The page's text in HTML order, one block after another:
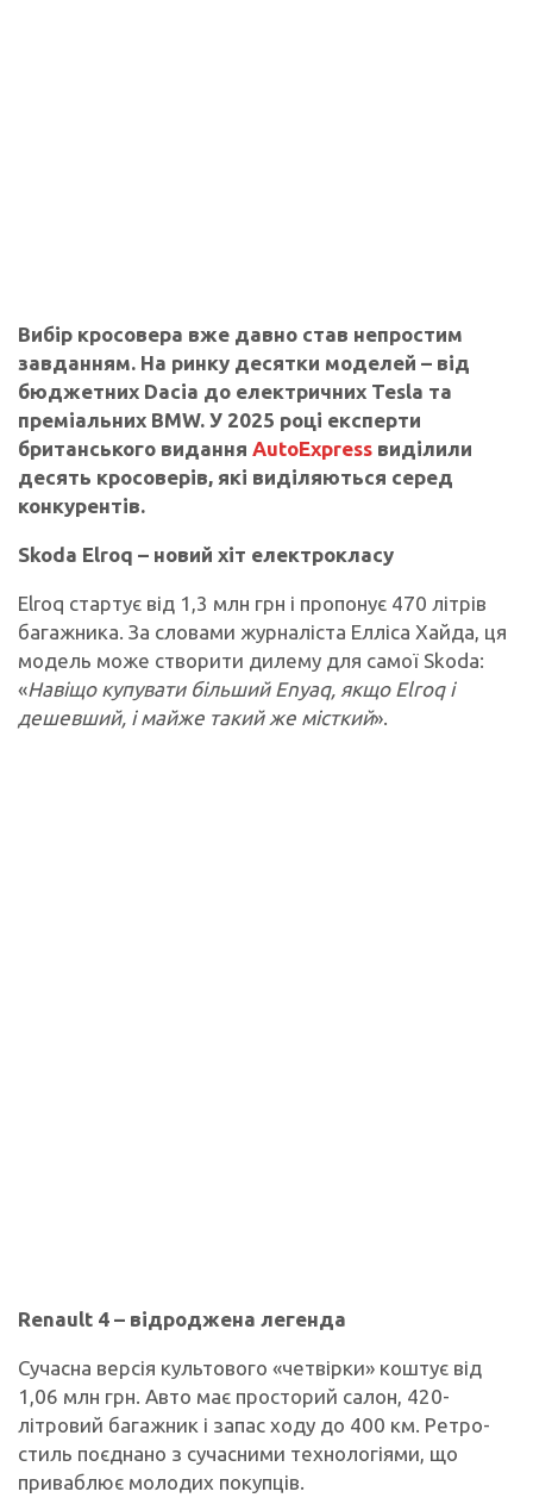
Вибір кросовера вже давно став непростим
завданням. На ринку десятки моделей – від
бюджетних Dacia до електричних Tesla та
преміальних BMW. У 2025 році експерти
британського видання AutoExpress виділили
десять кросоверів, які виділяються серед
конкурентів.
Skoda Elroq – новий хіт електрокласу
Elroq стартує від 1,3 млн грн і пропонує 470 літрів
багажника. За словами журналіста Елліса Хайда, ця
модель може створити дилему для самої Skoda:
«Навіщо купувати більший Enyaq, якщо Elroq і
дешевший, і майже такий же місткий».
Renault 4 – відроджена легенда
Сучасна версія культового «четвірки» коштує від
1,06 млн грн. Авто має просторий салон, 420-
літровий багажник і запас ходу до 400 км. Ретро-
стиль поєднано з сучасними технологіями, що
приваблює молодих покупців.